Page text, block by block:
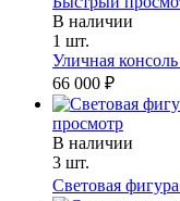
В наличии
1 шт.
Уличная
66 000 ₽
просмотр
В наличии
3 шт.
Световая